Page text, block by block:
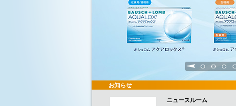
1 2 3 4
お知らせ
ニュースルーム